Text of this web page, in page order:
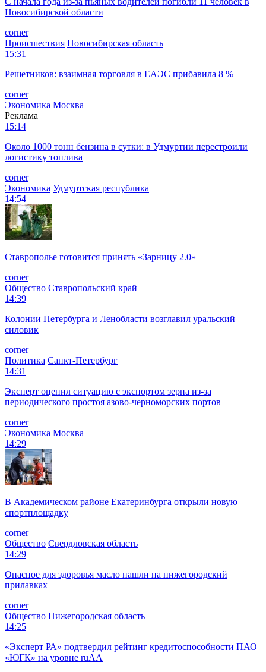
Новосибирской области
corner
Происшествия Новосибирская область
15:31
Решетников: взаимная торговля в ЕАЭС прибавила 8 %
corner
Экономика Москва
Реклама
15:14
Около 1000 тонн бензина в сутки: в Удмуртии перестроили
логистику топлива
corner
Экономика Удмуртская республика
14:54
Ставрополье готовится принять «Зарницу 2.0»
corner
Общество Ставропольский край
14:39
Колонии Петербурга и Ленобласти возглавил уральский
силовик
corner
Политика Санкт-Петербург
14:31
Эксперт оценил ситуацию с экспортом зерна из-за
периодического простоя азово-черноморских портов
corner
Экономика Москва
14:29
В Академическом районе Екатеринбурга открыли новую
спортплощадку
corner
Общество Свердловская область
14:29
Опасное для здоровья масло нашли на нижегородский
прилавках
corner
Общество Нижегородская область
14:25
«Эксперт РА» подтвердил рейтинг кредитоспособности ПАО
«ЮГК» на уровне ruAА